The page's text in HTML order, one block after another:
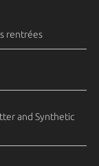
rentrées
and Synthetic